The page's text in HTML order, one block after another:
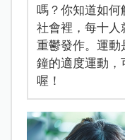
嗎？你知道如何
社會裡，每十人
重鬱發作。運動
鐘的適度運動，
喔！